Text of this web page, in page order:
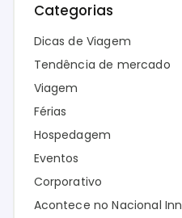
Categorias
Dicas de Viagem
Tendência de mercado
Viagem
Férias
Hospedagem
Eventos
Corporativo
Acontece no Nacional Inn